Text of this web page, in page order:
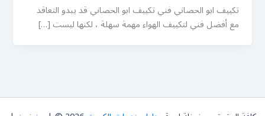
تكييف ابو الحصاني فني تكييف ابو الحصاني قد يبدو التعاقد
مع أفضل فني لتكييف الهواء مهمة سهلة ، لكنها ليست […]